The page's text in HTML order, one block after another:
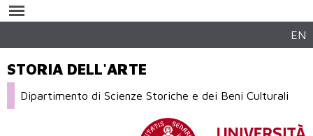
contenuto
EN
STORIA DELL'ARTE
Dipartimento di Scienze Storiche e dei Beni Culturali